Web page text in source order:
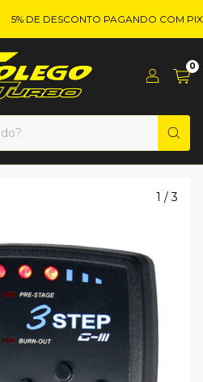
5% DE DESCONTO PAGANDO COM PIX!
0
1 /3